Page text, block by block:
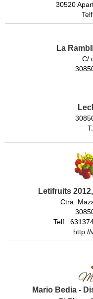
30520
La
C/
Letifruits
Ctra.
Telf.:
http://
Mario Bedia -